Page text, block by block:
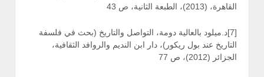
القاهرة، (2013)، الطبعة الثانية، ص 43
[7]د.ميلود بالعالية دومة، التواصل والتاريخ (بحث في فلسفة
التاريخ عند بول ريكور)، دار ابن النديم والروافد الثقافية،
الجزائر (2012)، ص 77